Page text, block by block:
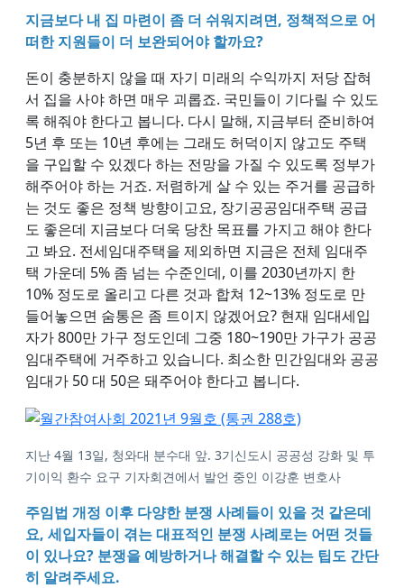
지금보다 내 집 마련이 좀 더 쉬워지려면, 정책적으로 어
떠한 지원들이 더 보완되어야 할까요?
돈이 충분하지 않을 때 자기 미래의 수익까지 저당 잡혀
서 집을 사야 하면 매우 괴롭죠. 국민들이 기다릴 수 있도
록 해줘야 한다고 봅니다. 다시 말해, 지금부터 준비하여
5년 후 또는 10년 후에는 그래도 허덕이지 않고도 주택
을 구입할 수 있겠다 하는 전망을 가질 수 있도록 정부가
해주어야 하는 거죠. 저렴하게 살 수 있는 주거를 공급하
는 것도 좋은 정책 방향이고요, 장기공공임대주택 공급
도 좋은데 지금보다 더욱 당찬 목표를 가지고 해야 한다
고 봐요. 전세임대주택을 제외하면 지금은 전체 임대주
택 가운데 5% 좀 넘는 수준인데, 이를 2030년까지 한
10% 정도로 올리고 다른 것과 합쳐 12~13% 정도로 만
들어놓으면 숨통은 좀 트이지 않겠어요? 현재 임대세입
자가 800만 가구 정도인데 그중 180~190만 가구가 공공
임대주택에 거주하고 있습니다. 최소한 민간임대와 공공
임대가 50 대 50은 돼주어야 한다고 봅니다.
지난 4월 13일, 청와대 분수대 앞. 3기신도시 공공성 강화 및 투
기이익 환수 요구 기자회견에서 발언 중인 이강훈 변호사
주임법 개정 이후 다양한 분쟁 사례들이 있을 것 같은데
요, 세입자들이 겪는 대표적인 분쟁 사례로는 어떤 것들
이 있나요? 분쟁을 예방하거나 해결할 수 있는 팁도 간단
히 알려주세요.